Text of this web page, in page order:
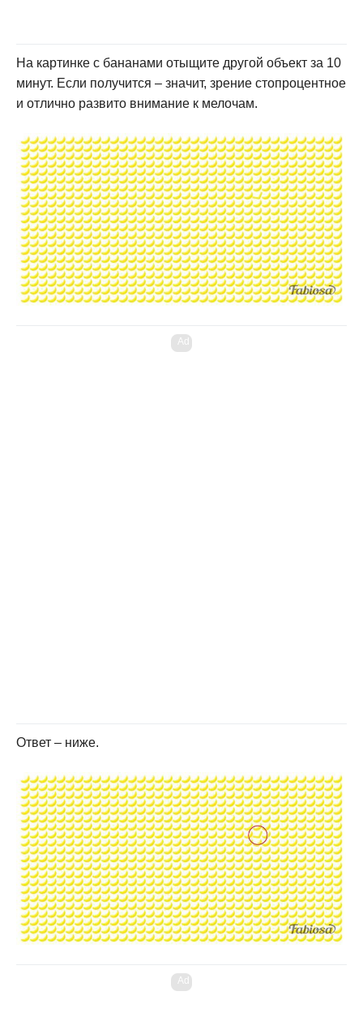
На картинке с бананами отыщите другой объект за 10
минут. Если получится – значит, зрение стопроцентное
и отлично развито внимание к мелочам.
Ad
Ответ – ниже.
Ad